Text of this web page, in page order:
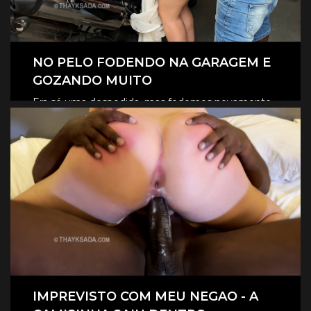
NO PELO FODENDO NA GARAGEM E
GOZANDO MUITO
Era só uma despedida, mas fodemos novamente
na garagem, e claro que foi no pelo, eles
revesaram gozar dentro de mim.
CLIQUE AQUI E ASSISTA
IMPREVISTO COM MEU NEGAO - A